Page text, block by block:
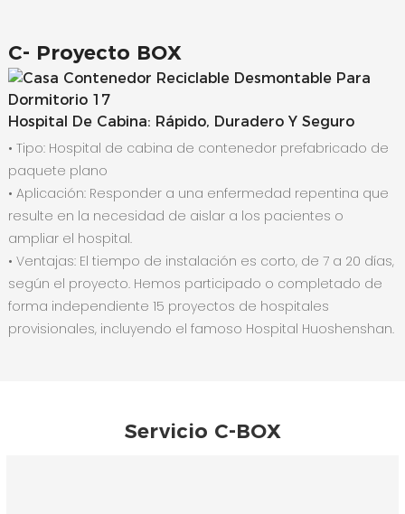
C- Proyecto BOX
Hospital De Cabina: Rápido, Duradero Y Seguro
• Tipo: Hospital de cabina de contenedor prefabricado de
paquete plano
• Aplicación: Responder a una enfermedad repentina que
resulte en la necesidad de aislar a los pacientes o
ampliar el hospital.
• Ventajas: El tiempo de instalación es corto, de 7 a 20 días,
según el proyecto. Hemos participado o completado de
forma independiente 15 proyectos de hospitales
provisionales, incluyendo el famoso Hospital Huoshenshan.
Servicio C-BOX